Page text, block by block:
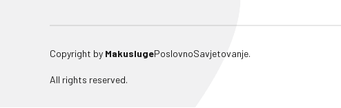
Copyright by MakuslugePoslovnoSavjetovanje.
All rights reserved.